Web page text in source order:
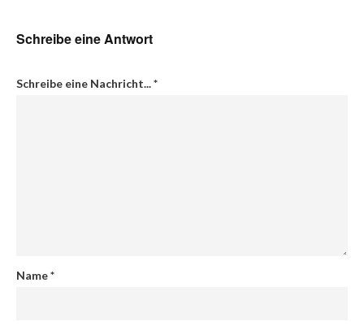
Schreibe eine Antwort
Schreibe eine Nachricht...*
Name*